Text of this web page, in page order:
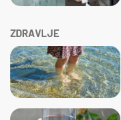
ZDRAVLJE